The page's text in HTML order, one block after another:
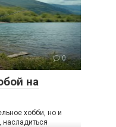
0
на
хобби, но и
насладиться